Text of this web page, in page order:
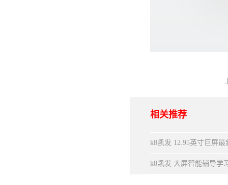
相关推荐
k8凯发 12.95英寸巨屏
k8凯发 大屏智能辅导学